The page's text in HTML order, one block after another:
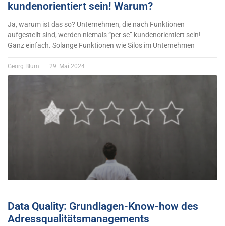
kundenorientiert sein! Warum?
Ja, warum ist das so? Unternehmen, die nach Funktionen
aufgestellt sind, werden niemals “per se” kundenorientiert sein!
Ganz einfach. Solange Funktionen wie Silos im Unternehmen
Georg Blum 29. Mai 2024
Data Quality: Grundlagen-Know-how des
Adressqualitätsmanagements